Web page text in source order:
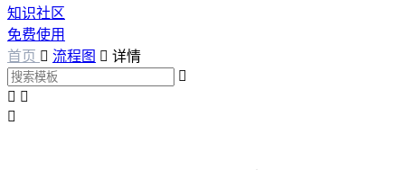
知识社区
免费使用
首页  流程图  详情

 
